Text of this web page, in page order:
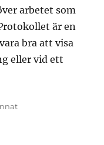
arbetet som
är en
bra att visa
eller vid ett